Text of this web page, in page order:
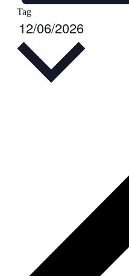
Tag
12/06/2026